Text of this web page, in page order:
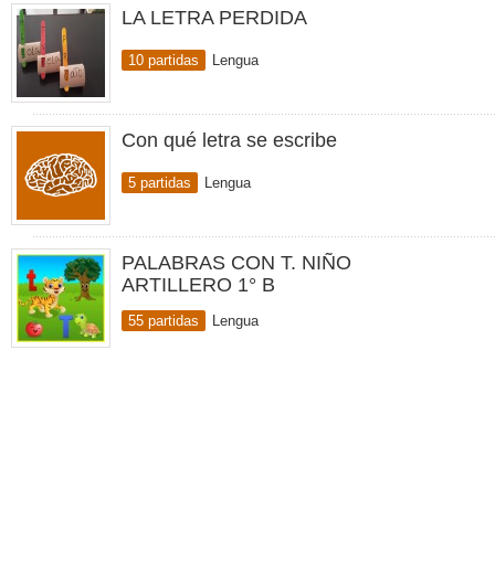
LA LETRA PERDIDA
10 partidas Lengua
Con qué letra se escribe
5 partidas Lengua
PALABRAS CON T. NIÑO
ARTILLERO 1° B
55 partidas Lengua